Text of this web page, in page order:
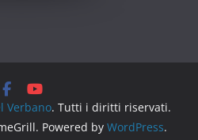
Verbano. Tutti i diritti riservati.
Powered by WordPress.